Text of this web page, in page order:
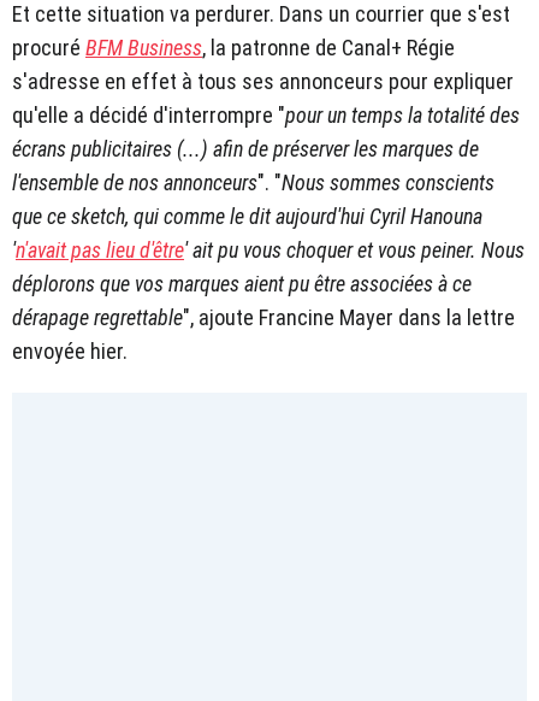
Et cette situation va perdurer. Dans un courrier que s'est
procuré BFM Business, la patronne de Canal+ Régie
s'adresse en effet à tous ses annonceurs pour expliquer
qu'elle a décidé d'interrompre "pour un temps la totalité des
écrans publicitaires (...) afin de préserver les marques de
l'ensemble de nos annonceurs". "Nous sommes conscients
que ce sketch, qui comme le dit aujourd'hui Cyril Hanouna
'n'avait pas lieu d'être' ait pu vous choquer et vous peiner. Nous
déplorons que vos marques aient pu être associées à ce
dérapage regrettable", ajoute Francine Mayer dans la lettre
envoyée hier.